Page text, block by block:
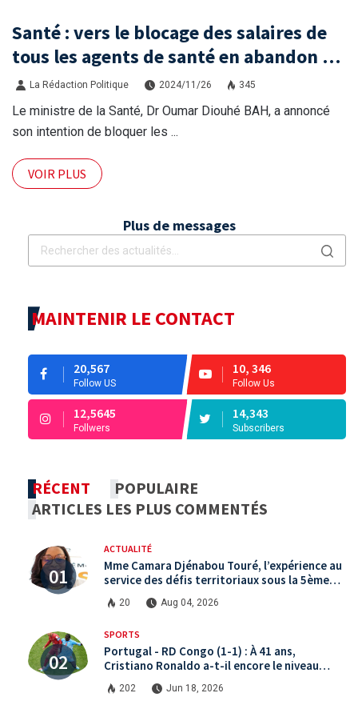
Santé : vers le blocage des salaires de
tous les agents de santé en abandon de
poste
La Rédaction Politique 2024/11/26 345
Le ministre de la Santé, Dr Oumar Diouhé BAH, a annoncé
son intention de bloquer les ...
VOIR PLUS
Plus de messages
MAINTENIR LE CONTACT
20,567
Follow US
10, 346
Follow Us
12,5645
Follwers
14,343
Subscribers
RÉCENT
POPULAIRE
ARTICLES LES PLUS COMMENTÉS
ACTUALITÉ
Mme Camara Djénabou Touré, l’expérience au
service des défis territoriaux sous la 5ème
République
20 Aug 04, 2026
SPORTS
Portugal - RD Congo (1-1) : À 41 ans,
Cristiano Ronaldo a-t-il encore le niveau
international ?
202 Jun 18, 2026